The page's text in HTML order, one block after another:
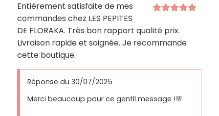
Entièrement satisfaite de mes
commandes chez LES PEPITES
DE FLORAKA. Très bon rapport qualité prix.
Livraison rapide et soignée. Je recommande
cette boutique.
Réponse du 30/07/2025
Merci beaucoup pour ce gentil message !🌸